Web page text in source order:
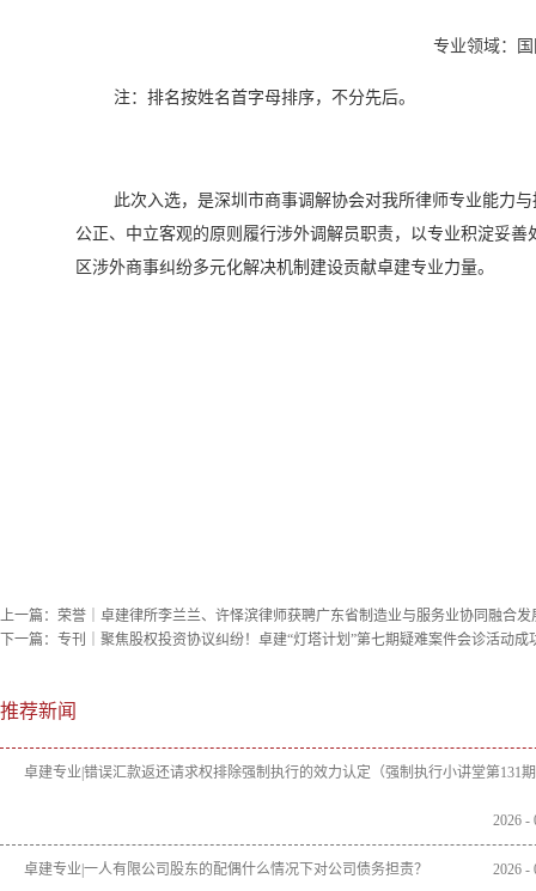
专业领域：
注：排名按姓名首字母排序，不分先后。
此次入选，是深圳市商事调解协会对我所律师专业能力
公正、中立客观的原则履行涉外调解员职责，以专业积淀妥
区涉外商事纠纷多元化解决机制建设贡献卓建专业力量。
上一篇： 荣誉｜卓建律所李兰兰、许怿滨律师获聘广东省制造业与服务业协同融合发
下一篇： 专刊｜聚焦股权投资协议纠纷！卓建“灯塔计划”第七期疑难案件会诊活动成
推荐新闻
卓建专业|错误汇款返还请求权排除强制执行的效力认定（强制执行小讲堂第131
2026 -
卓建专业|一人有限公司股东的配偶什么情况下对公司债务担责？ 2026 -